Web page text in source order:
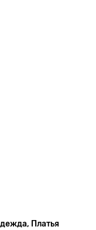
Платья